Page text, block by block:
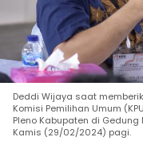
Deddi Wijaya saat
Komisi Pemilihan Umum
Pleno Kabupaten di
Kamis (29/02/2024) pagi.